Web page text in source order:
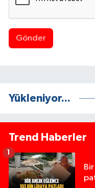
Gönder
Yükleniyor...
Trend Haberler
1